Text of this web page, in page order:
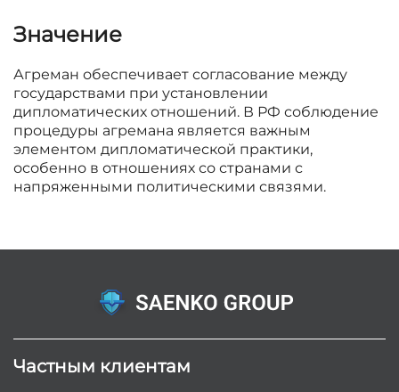
Значение
Агреман обеспечивает согласование между
государствами при установлении
дипломатических отношений. В РФ соблюдение
процедуры агремана является важным
элементом дипломатической практики,
особенно в отношениях со странами с
напряженными политическими связями.
Частным клиентам